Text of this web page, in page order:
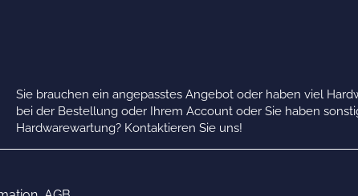
Sie brauchen ein angepasstes Angebot oder haben viel
bei der Bestellung oder Ihrem Account oder Sie haben
Hardwarewartung? Kontaktieren Sie uns!